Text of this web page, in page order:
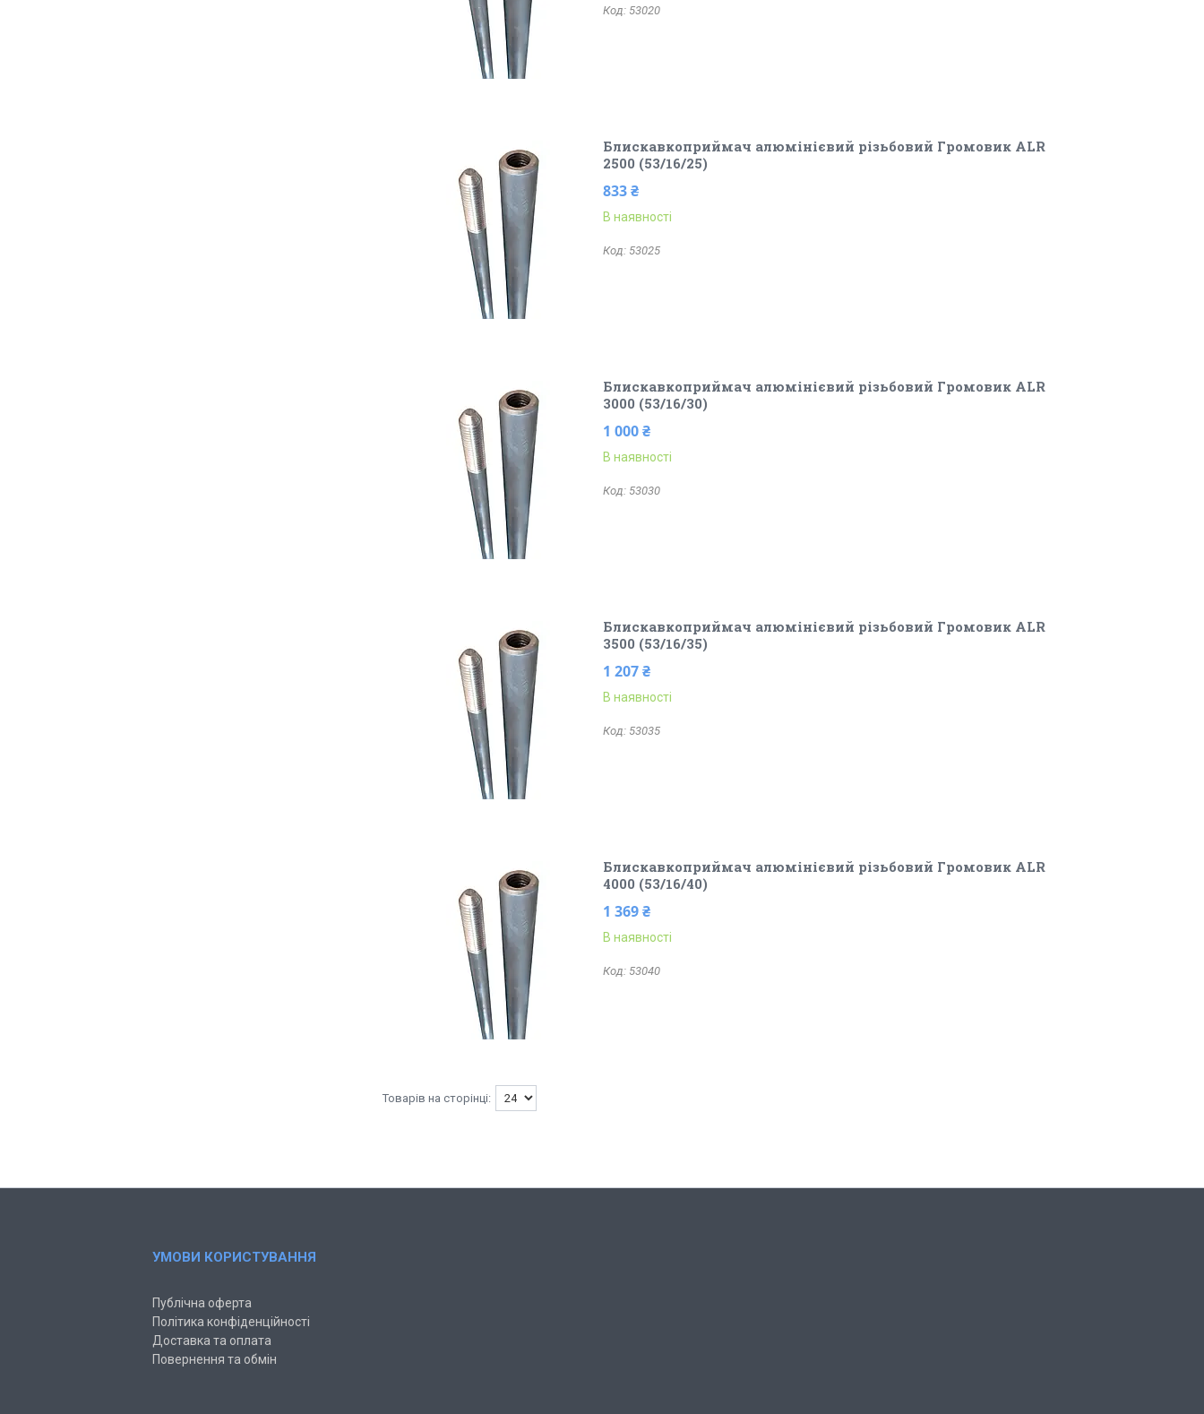
53020
Блискавкоприймач алюмінієвий різьбовий Громовик ALR
2500 (53/16/25)
833 ₴
В наявності
53025
Блискавкоприймач алюмінієвий різьбовий Громовик ALR
3000 (53/16/30)
1 000 ₴
В наявності
53030
Блискавкоприймач алюмінієвий різьбовий Громовик ALR
3500 (53/16/35)
1 207 ₴
В наявності
53035
Блискавкоприймач алюмінієвий різьбовий Громовик ALR
4000 (53/16/40)
1 369 ₴
В наявності
53040
УМОВИ КОРИСТУВАННЯ
Публічна оферта
Політика конфіденційності
Доставка та оплата
Повернення та обмін